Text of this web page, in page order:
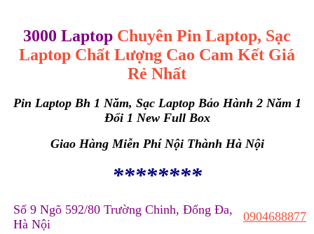
3000 Laptop Chuyên Pin Laptop, Sạc
Laptop Chất Lượng Cao Cam Kết Giá
Rẻ Nhất
Pin Laptop Bh 1 Năm, Sạc Laptop Bảo Hành 2 Năm 1
Đổi 1 New Full Box
Giao Hàng Miễn Phí Nội Thành Hà Nội
********
Số 9 Ngõ 592/80 Trường Chinh, Đống Đa,
Hà Nội
0904688877